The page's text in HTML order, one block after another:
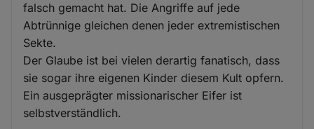
falsch gemacht hat. Die Angriffe auf jede
Abtrünnige gleichen denen jeder extremistischen
Sekte.
Der Glaube ist bei vielen derartig fanatisch, dass
sie sogar ihre eigenen Kinder diesem Kult opfern.
Ein ausgeprägter missionarischer Eifer ist
selbstverständlich.